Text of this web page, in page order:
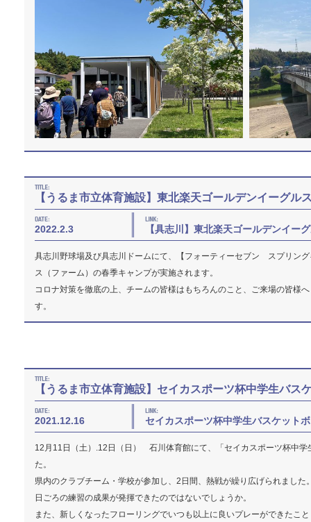
【うるま市立体育施設】東北楽天ゴールデンイーグル
2022.2.3 【具志川】東北楽天ゴールデンイー
具志川野球場及び具志川ドームにて、【フォーティーセブン スプリン
ス（ファーム）の春季キャンプが実施されます。
コロナ対策を徹底の上、チームの皆様はもちろんのこと、ご来場の皆様
す。
【うるま市立体育施設】セイカスポーツ杯中学生バス
2021.12.16 セイカスポーツ杯中学生バスケット
12月11日（土）.12日（日） 石川体育館にて、「セイカスポーツ杯中学
た。
県内のクラブチーム・学校が参加し、2日間、熱戦が繰り広げられました
日ごろの練習の成果が発揮できたのではないでしょうか。
また、新しくなったフローリングでいつも以上に良いプレーができたこ